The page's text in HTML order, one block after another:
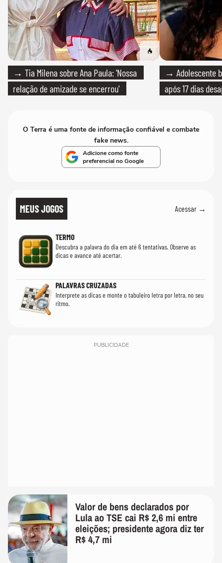
→ Tia Milena sobre Ana Paula: 'Nossa
relação de amizade se encerrou'
→ Adolescente
após 17 dias
O Terra é uma fonte de informação confiável e combate
fake news.
Adicione como fonte
preferencial no Google
MEUS JOGOS Acessar →
TERMO
Descubra a palavra do dia em até 6 tentativas. Observe as
dicas e avance até acertar.
PALAVRAS CRUZADAS
Interprete as dicas e monte o tabuleiro letra por letra, no seu
ritmo.
PUBLICIDADE
Valor de bens declarados por
Lula ao TSE cai R$ 2,6 mi entre
eleições; presidente agora diz ter
R$ 4,7 mi